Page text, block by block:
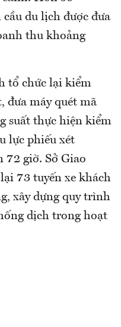
du lịch được đưa
thu khoảng
tổ chức lại kiểm
đưa máy quét mã
suất thực hiện kiểm
lực phiếu xét
72 giờ. Sở Giao
73 tuyến xe khách
xây dựng quy trình
dịch trong hoạt